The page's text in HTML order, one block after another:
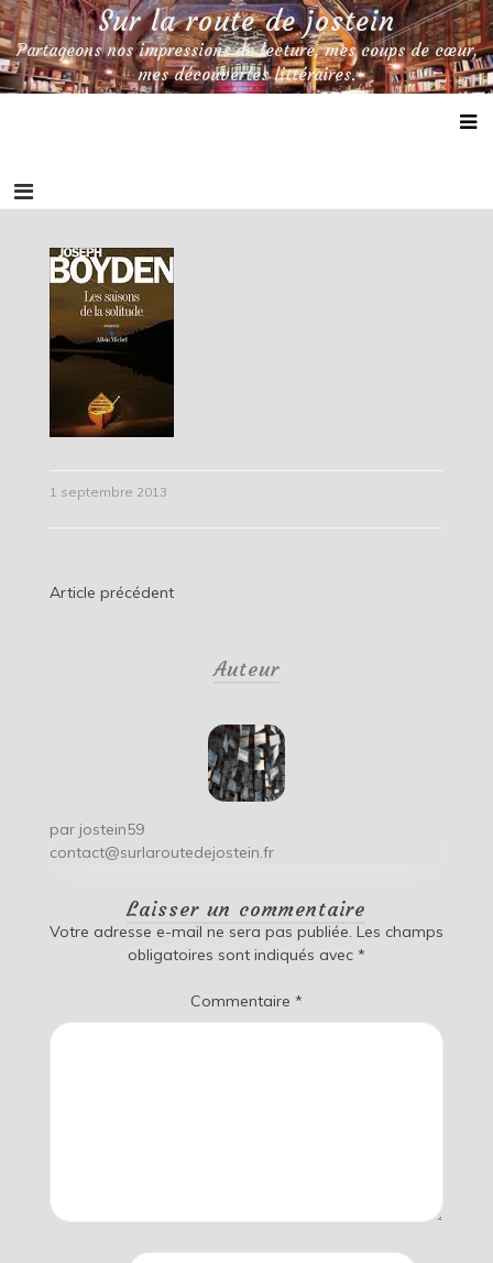
Skip
to
content
Sur la route de jostein
Partageons nos impressions de lecture, mes coups de cœur,
mes découvertes littéraires.
1 septembre 2013
Navigation
Article précédent
Auteur
par jostein59
contact@surlaroutedejostein.fr
Laisser un commentaire
Votre adresse e-mail ne sera pas publiée. Les champs
obligatoires sont indiqués avec *
Commentaire *